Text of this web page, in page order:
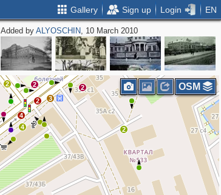
Gallery Sign up Login EN
Added byALYOSCHIN, 10 March 2010
2
2
2
4
2
4
2
2
2
3
3
OSM